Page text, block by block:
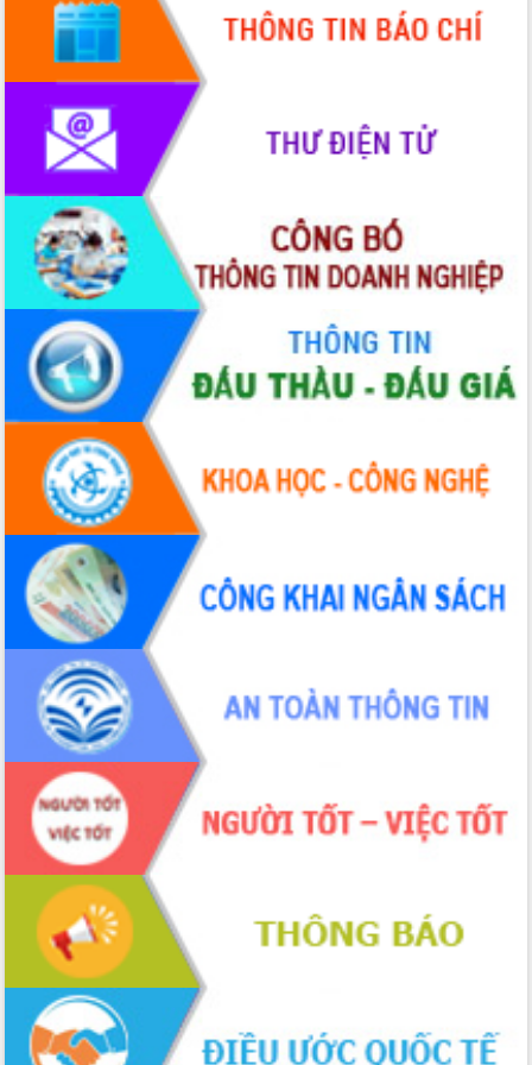
quốc phòng, quân sự địa phương năm
Đắk Lắk tập trung toàn lực khắc phục
tồn tại IUU, sẵn sàng làm việc với
Đoàn thanh tra EC
Chủ tịch UBND tỉnh Tạ Anh Tuấn thăm,
chúc mừng các bệnh viện nhân Ngày
Thầy thuốc Việt Nam
Rộn ràng lễ hội truyền thống Sông
nước Đà Nông lần thứ I năm 2026
Kỳ họp Chuyên đề lần thứ Năm, HĐND
tỉnh Đắk Lắk thông qua các nghị quyết
quan trọng
Thống nhất danh sách giới thiệu ứng
cử đại biểu Quốc hội khoá XVI và đại
biểu HĐND tỉnh Đắk Lắk, nhiệm kỳ
2026-2031
Phát động hai phong trào thi đua quan
trọng trong kỷ nguyên mới
Hội nghị lần thứ tư Ban Chỉ đạo công
tác bầu cử tỉnh Đắk Lắk
Hội nghị Báo cáo viên Trung ương
tháng 01/2026
Phó Thủ tướng Hồ Quốc Dũng đánh giá
cao kết quả Chiến dịch Quang Trung
tại Đắk Lắk
Hội nghị Ban Chấp hành Đảng bộ tỉnh
Đắk Lắk lần thứ 2 (mở rộng)
Tập trung giải phóng mặt bằng, đẩy
nhanh tiến độ Tuyến đường bộ ven
biển
Gỡ khó, khởi công xây dựng, sửa chữa
toàn bộ nhà ở cho hộ dân đúng tiến độ
đề ra
UBND tỉnh Đắk Lắk tổng kết công tác
quốc phòng, quân sự địa phương năm
2025
Tập trung triển khai quyết liệt, đồng bộ
các giải pháp nhằm thực hiện hiệu quả
các nhiệm vụ đề ra năm 2025
Phát huy vai trò của người có uy tín